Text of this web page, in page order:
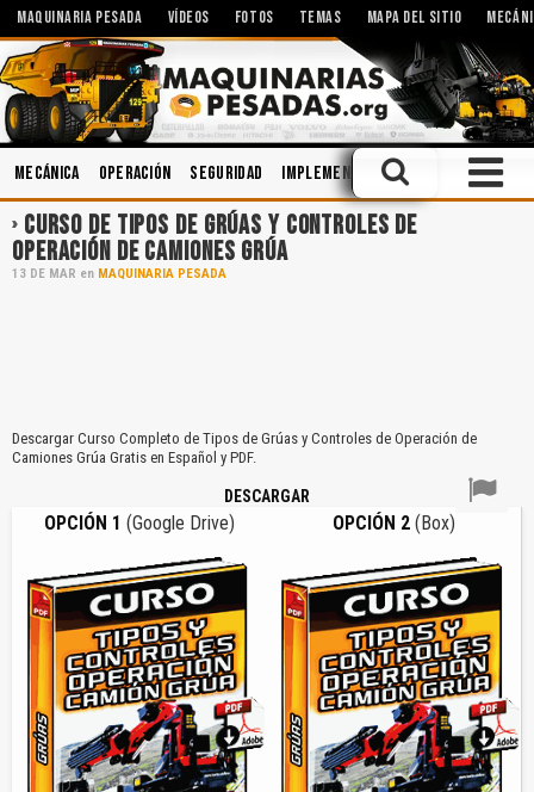
MAQUINARIA PESADA VÍDEOS FOTOS TEMAS MAPA DEL SITIO
Mecánica Operación Seguridad Implementos Minería
CURSO DE TIPOS DE GRÚAS Y CONTROLES DE
OPERACIÓN DE CAMIONES GRÚA
13 DE MAR en MAQUINARIA PESADA
Descargar Curso Completo de Tipos de Grúas y Controles de Operación de
Camiones Grúa Gratis en Español y PDF.
DESCARGAR
OPCIÓN 1 (Google Drive) OPCIÓN 2(Box)